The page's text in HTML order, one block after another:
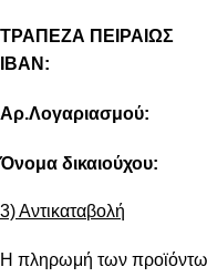
ΤΡΑΠΕΖΑ ΠΕΙΡΑΙΩΣ
IBAN:
Αρ.Λογαριασμού:
Όνομα δικαιούχου:
3) Αντικαταβολή
Η πληρωμή των προϊόντων